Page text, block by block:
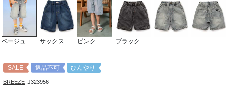
ベージュ サックス ピンク ブラック
SALE 返品不可 ひんやり
BREEZE J323956